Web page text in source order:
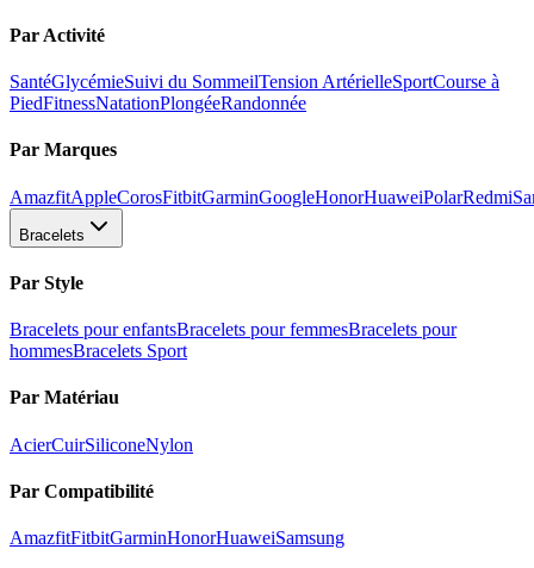
Par Activité
SantéGlycémieSuivi du SommeilTension ArtérielleSportCourse à
PiedFitnessNatationPlongéeRandonnée
Par Marques
AmazfitAppleCorosFitbitGarminGoogleHonorHuaweiPolarRedmi
Bracelets
Par Style
Bracelets pour enfantsBracelets pour femmesBracelets pour
hommesBracelets Sport
Par Matériau
AcierCuirSiliconeNylon
Par Compatibilité
AmazfitFitbitGarminHonorHuaweiSamsung